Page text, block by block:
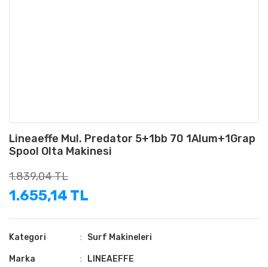
Lineaeffe Mul. Predator 5+1bb 70 1Alum+1Grap
Spool Olta Makinesi
1.655,14 TL
1.839,04 TL
Kategori Surf Makineleri
Marka LINEAEFFE